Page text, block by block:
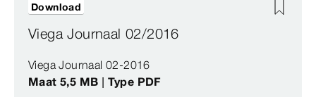
Viega Journaal 02/2016
Viega Journaal 02-2016
Maat 5,5 MB | Type PDF
Download